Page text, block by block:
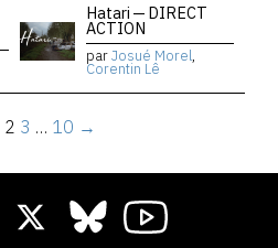
Hatari — DIRECT
ACTION
parJosué Morel,
Corentin Lê
2 3 … 10 →